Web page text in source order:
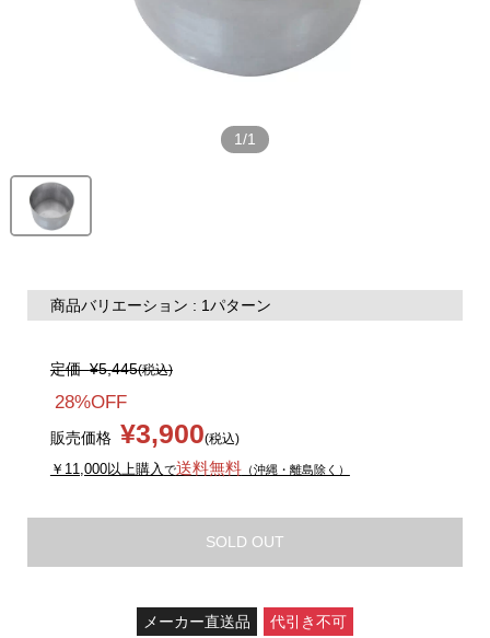
1/1
商品バリエーション : 1パターン
定価¥5,445(税込)
28%OFF
販売価格 ¥3,900(税込)
￥11,000以上購入 で送料無料（沖縄・離島除く）
SOLD OUT
メーカー直送品
代引き不可